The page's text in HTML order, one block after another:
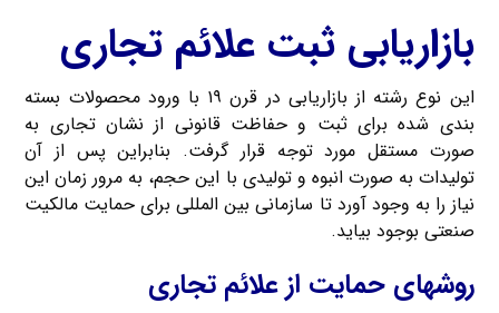
بازاریابی ثبت علائم تجاری
این نوع رشته از بازاریابی در قرن ۱۹ با ورود محصولات بسته
بندی شده برای ثبت و حفاظت قانونی از نشان تجاری به
صورت مستقل مورد توجه قرار گرفت. بنابراین پس از آن
تولیدات به صورت انبوه و تولیدی با این حجم، به مرور زمان این
نیاز را به وجود آورد تا سازمانی بین المللی برای حمایت مالکیت
صنعتی بوجود بیاید.
روش‎ها‎ی حمایت از علائم تجاری